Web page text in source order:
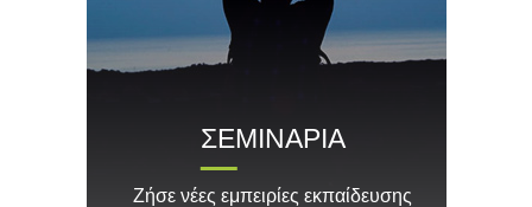
ΣΕΜΙΝΑΡΙΑ
Ζήσε νέες εμπειρίες εκπαίδευσης